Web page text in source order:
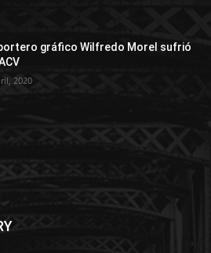
gráfico Wilfredo Morel sufrió
2020